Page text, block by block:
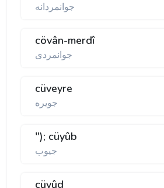
جوانمردانه
cövân-merdî
جوانمردى
cüveyre
جويره
"); cüyûb
جيوب
cüyûd